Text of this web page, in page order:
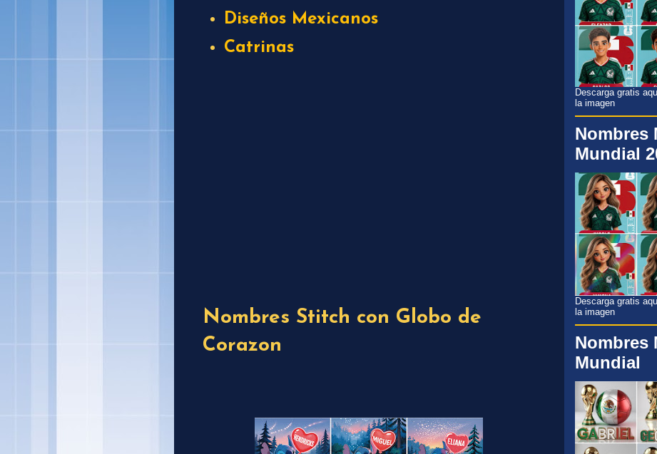
Diseños Mexicanos
Catrinas
Nombres Stitch con Globo de
Corazon
Descarga gratis
la imagen
Nombres
Mundial
Descarga gratis
la imagen
Nombres
Mundial